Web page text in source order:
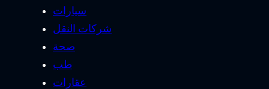
سيارات
شركات النقل
صحة
طب
عقارات